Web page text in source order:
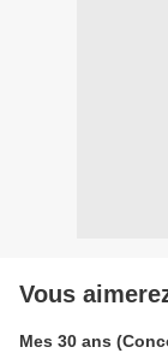
Vous
Mes 30 ans